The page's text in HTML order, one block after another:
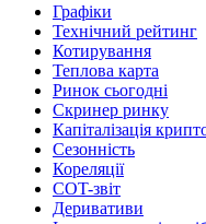
Графіки
Технічний рейтинг
Котирування
Теплова карта
Ринок сьогодні
Скринер ринку
Капіталізація
Сезонність
Кореляції
COT-звіт
Деривативи